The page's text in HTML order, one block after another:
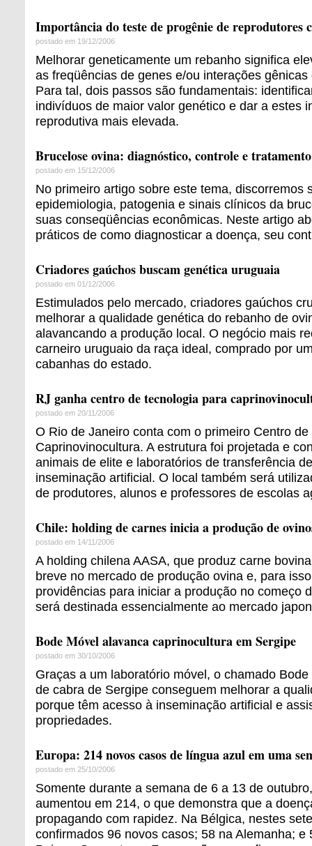
Importância do teste de progênie de reprodutores
postado em 19/12/2006
Melhorar geneticamente um rebanho significa
as freqüências de genes e/ou interações
Para tal, dois passos são fundamentais:
indivíduos de maior valor genético e dar a estes
reprodutiva mais elevada.
Brucelose ovina: diagnóstico, controle e tratamento
postado em 15/12/2006
No primeiro artigo sobre este tema, discorremos
epidemiologia, patogenia e sinais clínicos da
suas conseqüências econômicas. Neste artigo
práticos de como diagnosticar a doença, seu
Criadores gaúchos buscam genética uruguaia
postado em 01/12/2006
Estimulados pelo mercado, criadores gaúchos
melhorar a qualidade genética do rebanho de
alavancando a produção local. O negócio mais
carneiro uruguaio da raça ideal, comprado por
cabanhas do estado.
RJ ganha centro de tecnologia para
postado em 20/11/2006
O Rio de Janeiro conta com o primeiro Centro de
Caprinovinocultura. A estrutura foi projetada e
animais de elite e laboratórios de transferência
inseminação artificial. O local também será
de produtores, alunos e professores de escolas
Chile: holding de carnes inicia a produção de
postado em 14/11/2006
A holding chilena AASA, que produz carne
breve no mercado de produção ovina e, para
providências para iniciar a produção no começo
será destinada essencialmente ao mercado
Bode Móvel alavanca caprinocultura em Sergipe
postado em 30/10/2006
Graças a um laboratório móvel, o chamado
de cabra de Sergipe conseguem melhorar a
porque têm acesso à inseminação artificial e
propriedades.
Europa: 214 novos casos de língua azul em uma
postado em 25/10/2006
Somente durante a semana de 6 a 13 de
aumentou em 214, o que demonstra que a
propagando com rapidez. Na Bélgica, nestes
confirmados 96 novos casos; 58 na Alemanha; e